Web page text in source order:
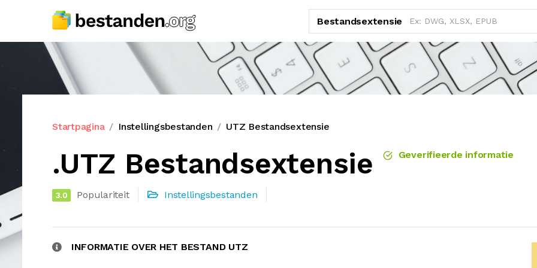
Bestandsextensie
Startpagina Instellingsbestanden UTZ Bestandsextensie
.UTZ Bestandsextensie Geverifieerde informatie
3.0 Populariteit Instellingsbestanden
INFORMATIE OVER HET BESTAND UTZ